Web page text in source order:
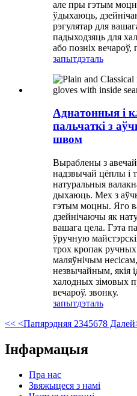
але пры гэтым
ўдыхаюць,
рэгулятар для
падыходзяць для
або позніх
запытдэталь
Аднатонныя і
пальчаткі з
швом
Выраблены з
надзвычай цёплы і
натуральныя
дыхаюць. Мех з
гэтым моцны. Яго
дзейнічаючы як
вашага цела. Гэта
ўручную
трох кропак
маляўнічым
незвычайным, якія
халодных зімовых
вечароў. звонку.
запытдэталь
<< <Папярэдняя 2345678
Інфармацыя
Пра нас
Звяжыцеся з намі